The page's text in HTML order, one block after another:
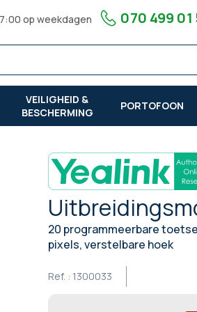
op weekdagen 070 499 01
VEILIGHEID &
BESCHERMING
PORTOFOON
20 programmeerbare
pixels, verstelbare hoek
Ref. : 1300033